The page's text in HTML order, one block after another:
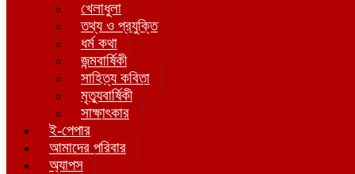
খেলাধুলা
তথ্য ও প্রযুক্তি
ধর্ম কথা
জন্মবার্ষিকী
সাহিত্য কবিতা
মৃত্যুবার্ষিকী
সাক্ষাৎকার
ই-পেপার
আমাদের পরিবার
অ্যাপস